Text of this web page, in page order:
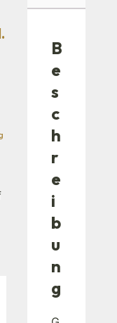
B
e
s
c
h
r
e
i
b
u
n
g